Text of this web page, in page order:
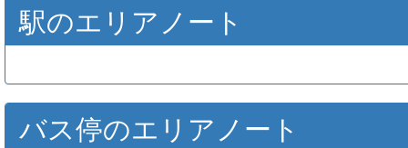
駅のエリアノート
バス停のエリアノート